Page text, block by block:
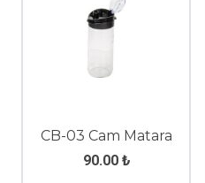
CB-03 Cam Matara
90.00 ₺